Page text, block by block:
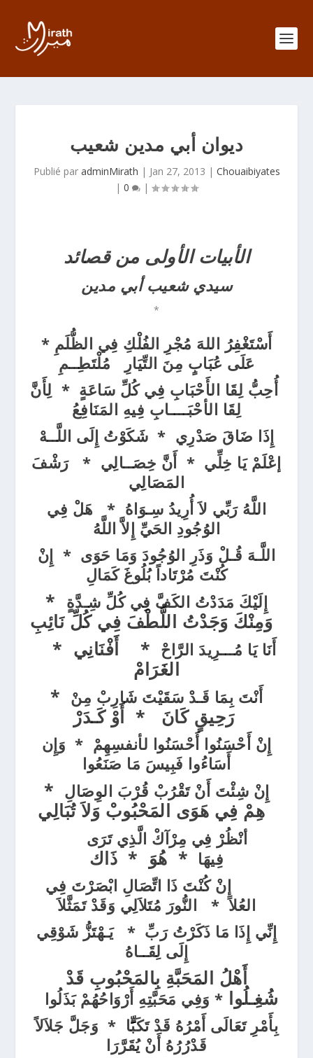
ديوان أبي مدين شعيب
Publié par adminMirath | Jan 27, 2013 | Chouaibiyates
| 0 |
الأبيات الأولى من قصائد
سيدي شعيب أبي مدين
*
أَسْتَغْفِرُ اللهَ مُجْرِ الفُلْكِ فِي الظُّلَمِ *
عَلَى عُبَابٍ مِنَ التِّيَارِ مُلْتَطِــمِ
أُحِبُّ لِقَا الأَحْبَابِ فِي كُلِّ سَاعَةٍ * لِأَنَّ
لِقَا الأحْبَــــابِ فِيهِ المَنَافِعُ
إِذَا ضَاقَ صَدْرِي * شَكَوْتُ إِلَى اللَّــهْ
إعْلَمْ يَا خِلِّي * أَنَّ خِصَــالِي * رَشْفَ
المَصَالِي
اللَّهُ رَبِّي لاَ أُرِيدُ سِـوَاهُ * هَلْ فِي
الوُجُودِ الحَيِّ إِلاَّ اللَّهُ
اللَّـهَ قُـلْ وَذَرِ الوُجُودَ وَمَا حَوَى * إِنْ
كُنْتَ مُرْتَاداً بُلُوغَ كَمَالِ
إِلَيْكَ مَدَدْتُ الكَفَّ فِي كُلِّ شِـدَّةٍ *
وَمِنْكَ وَجَدْتُ اللُّطْفَ فِي كُلِّ نَائِبِ
أَنَا يَا مُـــرِيدَ الرَّاحْ * أَفْنَانِي *
الغَرَامْ
أَنْتَ بِمَا قَـدْ سَقَيْتَ شَارِبْ مِنْ *
رَحِيقٍ كَانَ
* أَوْ كَـدَرْ
إِنْ أَحْسَنُوا أَحْسَنُوا لأنفسِهِمْ * وَإِن
أَسَاءُوا فَبِيسَ مَا صَنَعُوا
إِنْ شِئْتَ أَنْ تَقْرُبْ قُرْبَ الوِصَالِ *
هِمْ فِي هَوَى المَحْبُوبْ وَلاَ تُبَالِي
أنْظُرْ فِي مِرْآكْ الَّذِي تَرَى
فِيهَا * هُوَ * ذَاك
إِنْ كُنْتَ ذَا اتِّصَالِ ابْصَرْتَ فِي
العُلاَ * النُّورَ مُتَلاَلِي وَقَدْ تَمَثَّلاَ
إِنِّي إِذَا مَا ذَكَرْتُ رَبِّ * يَـهْتَزُّ شَوْقِي
إِلَى لِقَــاهُ
أَهْلُ المَحَبَّةِ بِالمَحْبُوبِ قَدْ
شُغِـلُوا * وَفِي مَحَبَّتِهِ أَرْوَاحُهُمْ بَذَلُوا
بِأَمْرِ تَعَالَى أَمْرُهُ قَدْ تَكَبٍََّا * وَجَلَّ جَلاَلاً
قَدْرُرُهُ أَنْ يُقَرَّرَا